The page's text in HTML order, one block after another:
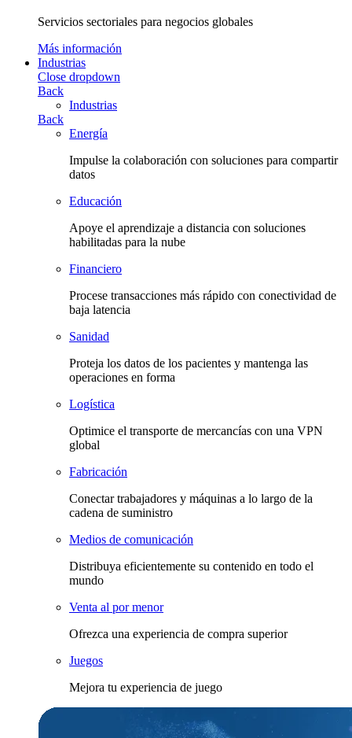
Servicios sectoriales para negocios globales
Más información
Industrias
Close dropdown
Back
Industrias
Back
Energía
Impulse la colaboración con soluciones para compartir
datos
Educación
Apoye el aprendizaje a distancia con soluciones
habilitadas para la nube
Financiero
Procese transacciones más rápido con conectividad de
baja latencia
Sanidad
Proteja los datos de los pacientes y mantenga las
operaciones en forma
Logística
Optimice el transporte de mercancías con una VPN
global
Fabricación
Conectar trabajadores y máquinas a lo largo de la
cadena de suministro
Medios de comunicación
Distribuya eficientemente su contenido en todo el
mundo
Venta al por menor
Ofrezca una experiencia de compra superior
Juegos
Mejora tu experiencia de juego